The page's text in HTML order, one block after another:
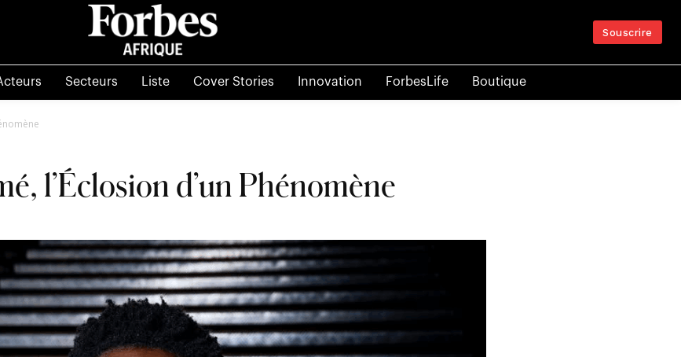
Souscrire
Secteurs Liste Cover Stories Innovation ForbesLife Boutique
l’Éclosion d’un Phénomène